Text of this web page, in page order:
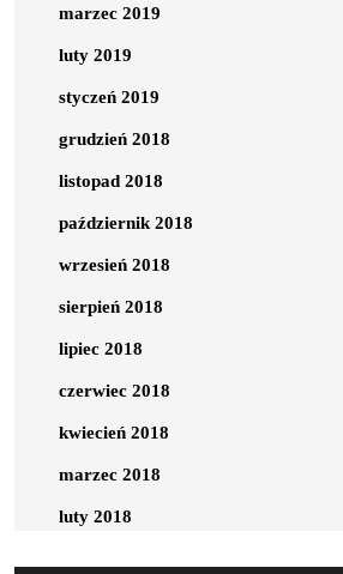
marzec 2019
luty 2019
styczeń 2019
grudzień 2018
listopad 2018
październik 2018
wrzesień 2018
sierpień 2018
lipiec 2018
czerwiec 2018
kwiecień 2018
marzec 2018
luty 2018